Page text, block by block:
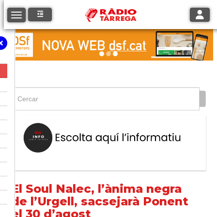
Toggle navigation
El Soul Nalec, l’ànima negra
de l’Urgell, sacsejarà Ponent
el 30 d’agost